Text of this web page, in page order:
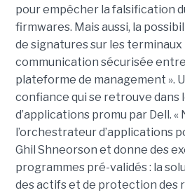
pour empêcher la falsification
firmwares. Mais aussi, la
de signatures sur les
communication sécurisée entre
plateforme de management ».
confiance qui se retrouve dans
d’applications promu par Dell.
l’orchestrateur d’applications
Ghil Shneorson et donne des
programmes pré-validés : la
des actifs et de protection des